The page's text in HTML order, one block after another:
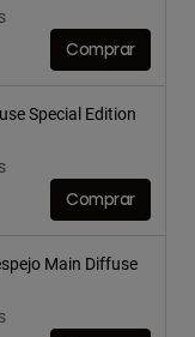
Comprar
Special Edition
Comprar
Main Diffuse